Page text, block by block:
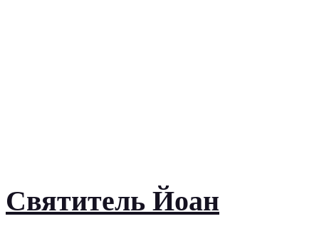
Святитель Йоан